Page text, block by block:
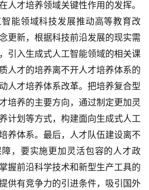
人才培养领域关键性作用的发挥。
能领域科技发展推动高等教育改
更新，根据科技前沿发展的现实需
引入生成式人工智能领域的相关课
人才的培养离不开人才培养体系的
人才培养体系改革。把培养复合型
培养的主要方向，通过制定更加灵
计划等方式，构建面向生成式人工
养体系。最后，人才队伍建设离不
，要实施更加灵活包容的人才政
握前沿科学技术和新型生产工具的
供有竞争力的引进条件，吸引国外